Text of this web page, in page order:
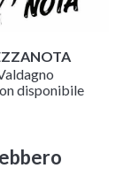
disponibile